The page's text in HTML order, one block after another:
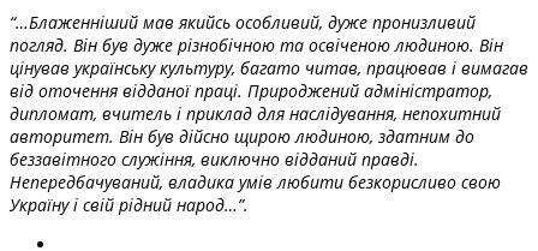
“…Блаженніший мав якийсь особливий, дуже пронизливий
погляд. Він був дуже різнобічною та освіченою людиною. Він
цінував українську культуру, багато читав, працював і вимагав
від оточення відданої праці. Природжений адміністратор,
дипломат, вчитель і приклад для наслідування, непохитний
авторитет. Він був дійсно щирою людиною, здатним до
беззавітного служіння, виключно відданий правді.
Непередбачуваний, владика умів любити безкорисливо свою
Україну і свій рідний народ…”.